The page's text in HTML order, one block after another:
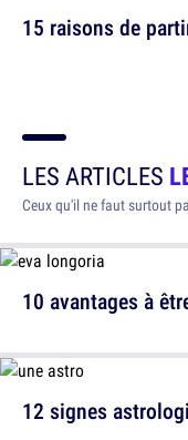
15 raisons de
LES ARTICLES
Ceux qu'il ne faut surtout
10 avantages à
12 signes